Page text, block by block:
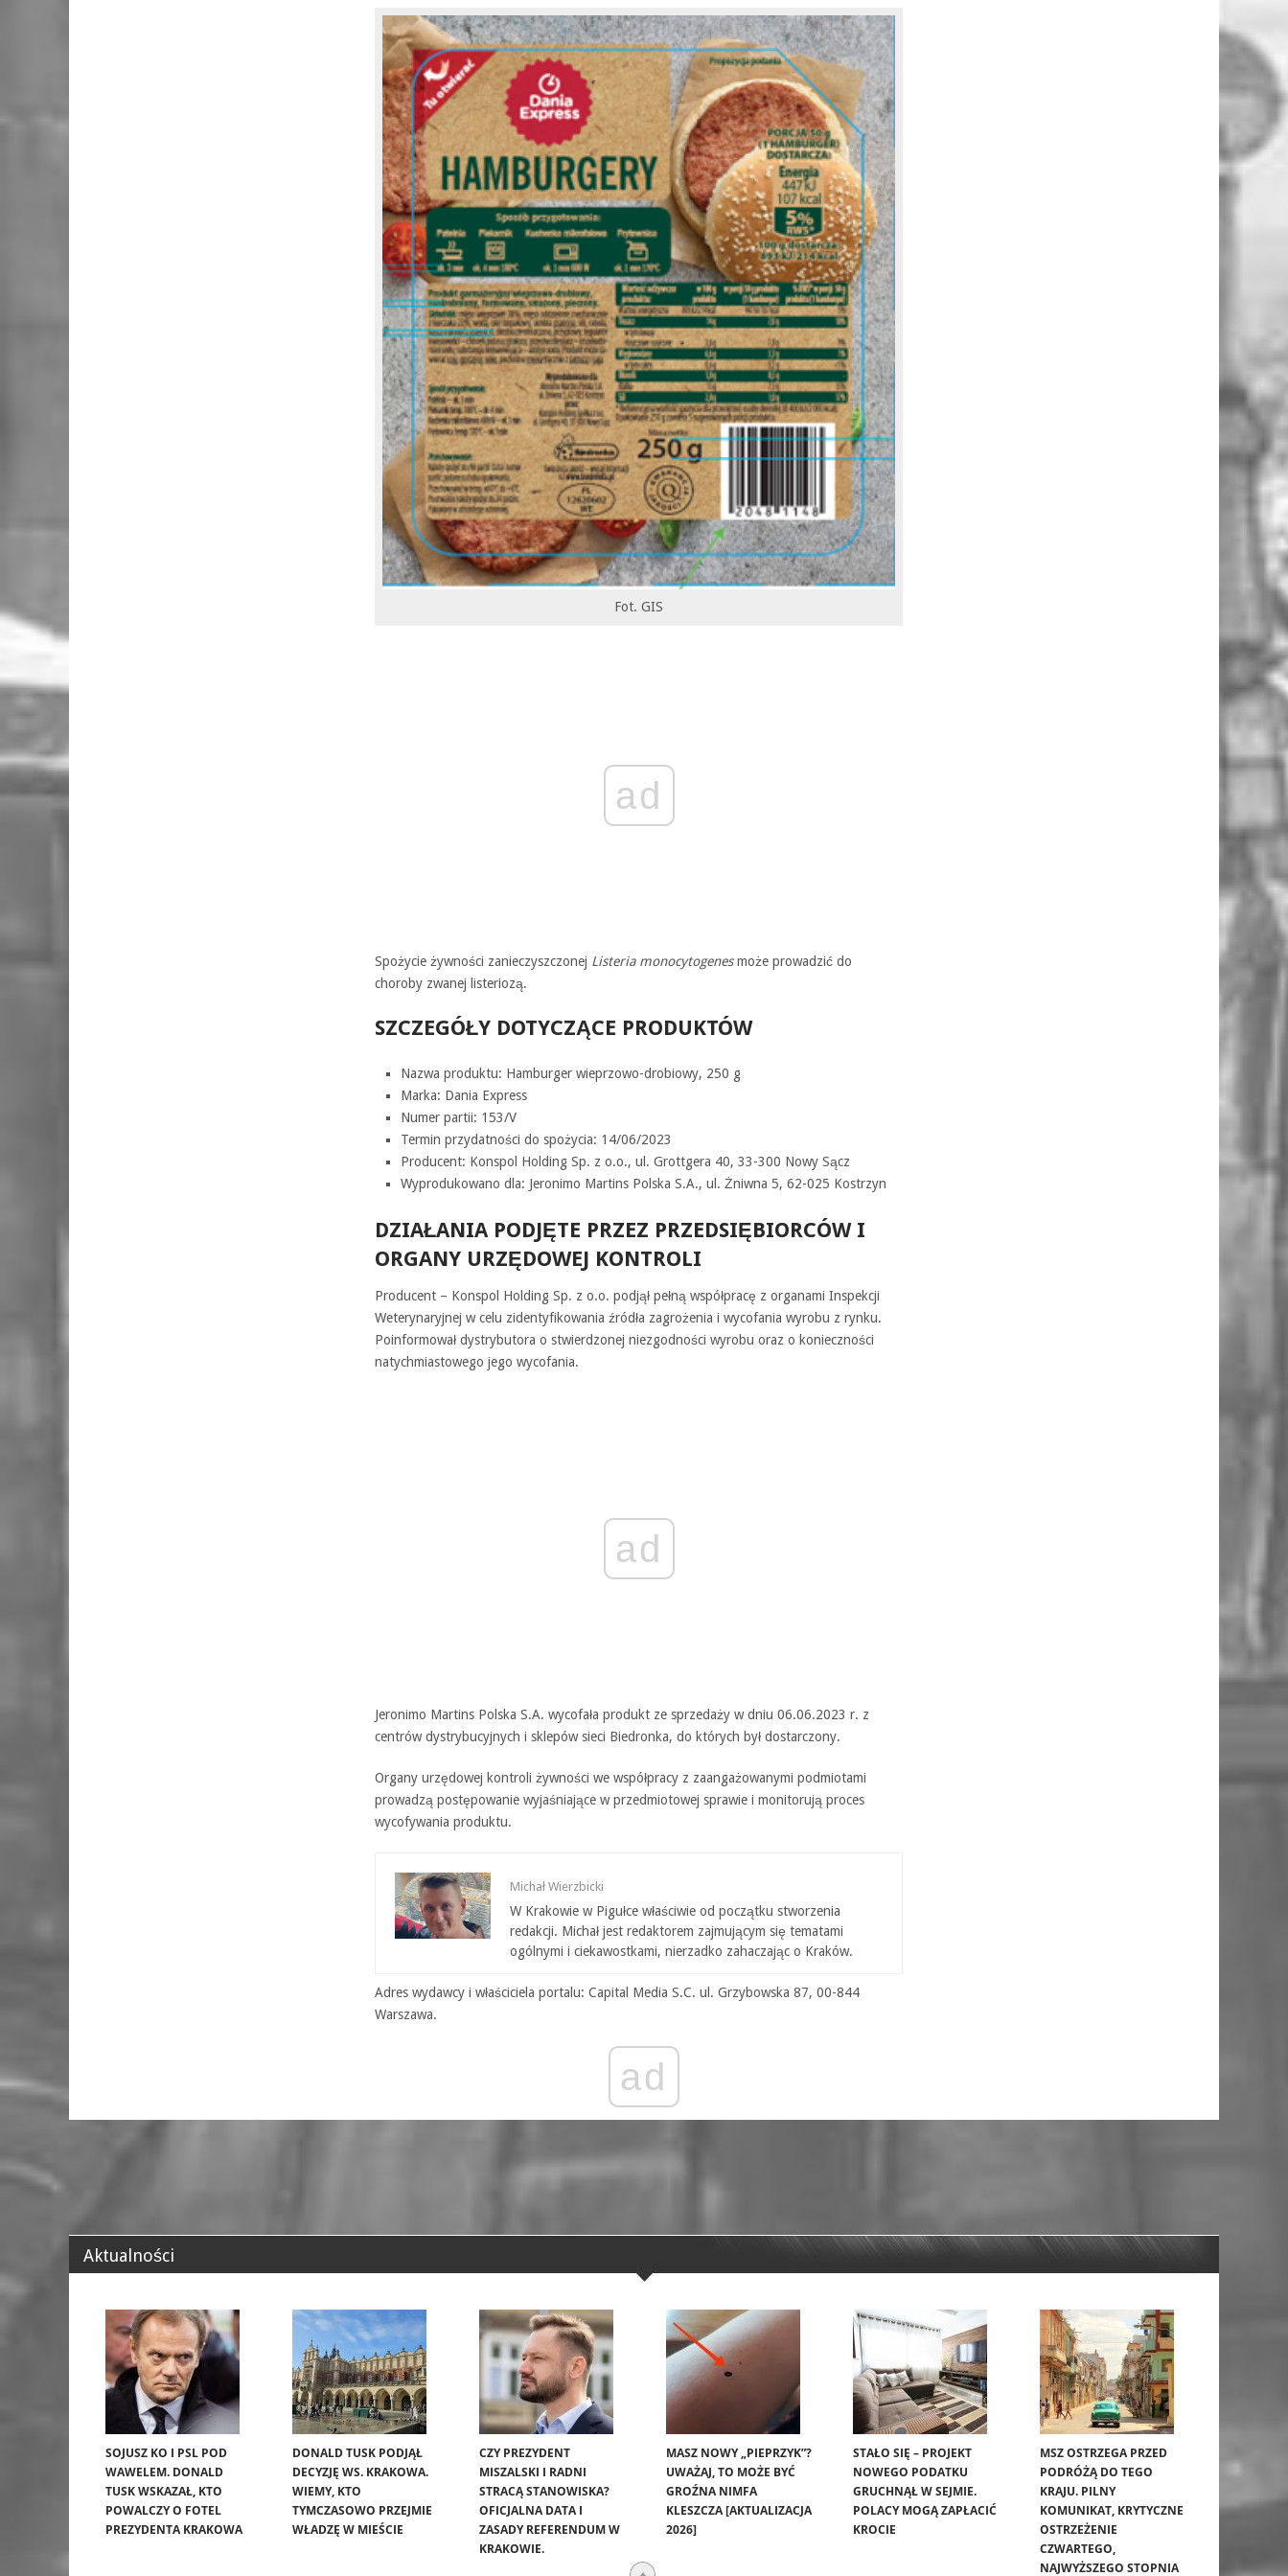
Fot. GIS
ad
Spożycie żywności zanieczyszczonej Listeria monocytogenesmoże prowadzić do
choroby zwanej listeriozą.
SZCZEGÓŁY DOTYCZĄCE PRODUKTÓW
Nazwa produktu: Hamburger wieprzowo-drobiowy, 250 g
Marka: Dania Express
Numer partii: 153/V
Termin przydatności do spożycia: 14/06/2023
Producent: Konspol Holding Sp. z o.o., ul. Grottgera 40, 33-300 Nowy Sącz
Wyprodukowano dla: Jeronimo Martins Polska S.A., ul. Żniwna 5, 62-025 Kostrzyn
DZIAŁANIA PODJĘTE PRZEZ PRZEDSIĘBIORCÓW I
ORGANY URZĘDOWEJ KONTROLI
Producent – Konspol Holding Sp. z o.o. podjął pełną współpracę z organami Inspekcji
Weterynaryjnej w celu zidentyfikowania źródła zagrożenia i wycofania wyrobu z rynku.
Poinformował dystrybutora o stwierdzonej niezgodności wyrobu oraz o konieczności
natychmiastowego jego wycofania.
ad
Jeronimo Martins Polska S.A. wycofała produkt ze sprzedaży w dniu 06.06.2023 r. z
centrów dystrybucyjnych i sklepów sieci Biedronka, do których był dostarczony.
Organy urzędowej kontroli żywności we współpracy z zaangażowanymi podmiotami
prowadzą postępowanie wyjaśniające w przedmiotowej sprawie i monitorują proces
wycofywania produktu.
Michał Wierzbicki
W Krakowie w Pigułce właściwie od początku stworzenia
redakcji. Michał jest redaktorem zajmującym się tematami
ogólnymi i ciekawostkami, nierzadko zahaczając o Kraków.
Adres wydawcy i właściciela portalu: Capital Media S.C. ul. Grzybowska 87, 00-844
Warszawa.
ad
Aktualności
SOJUSZ KO I PSL POD
WAWELEM. DONALD
TUSK WSKAZAŁ, KTO
POWALCZY O FOTEL
PREZYDENTA KRAKOWA
DONALD TUSK PODJĄŁ
DECYZJĘ WS. KRAKOWA.
WIEMY, KTO
TYMCZASOWO PRZEJMIE
WŁADZĘ W MIEŚCIE
CZY PREZYDENT
MISZALSKI I RADNI
STRACĄ STANOWISKA?
OFICJALNA DATA I
ZASADY REFERENDUM W
KRAKOWIE.
MASZ NOWY „PIEPRZYK”?
UWAŻAJ, TO MOŻE BYĆ
GROŹNA NIMFA
KLESZCZA [AKTUALIZACJA
2026]
STAŁO SIĘ – PROJEKT
NOWEGO PODATKU
GRUCHNĄŁ W SEJMIE.
POLACY MOGĄ ZAPŁACIĆ
KROCIE
MSZ OSTRZEGA PRZED
PODRÓŻĄ DO TEGO
KRAJU. PILNY
KOMUNIKAT, KRYTYCZNE
OSTRZEŻENIE
CZWARTEGO,
NAJWYŻSZEGO STOPNIA